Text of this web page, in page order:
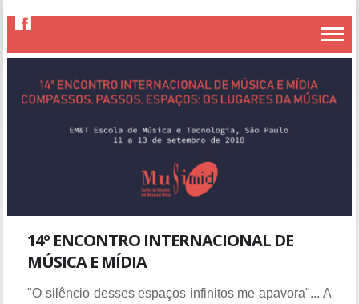
14º ENCONTRO INTERNACIONAL DE
MÚSICA E MÍDIA
"O silêncio desses espaços infinitos me apavora"... A